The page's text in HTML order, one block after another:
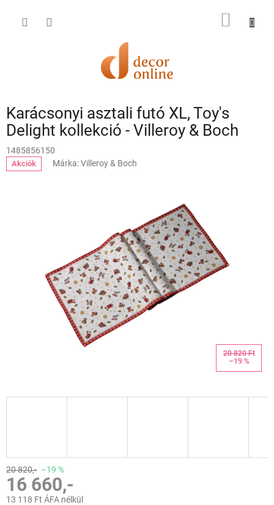
KOSÁR
Karácsonyi asztali futó XL, Toy's
Delight kollekció - Villeroy & Boch
1485856150
Akciók Márka:Villeroy & Boch
20 820 Ft
–19 %
20 820,- –19 %
16 660,-
13 118 Ft ÁFA nélkül